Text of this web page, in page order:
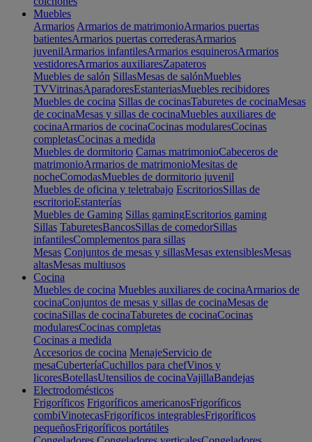
Muebles
Armarios Armarios de matrimonioArmarios puertas
batientesArmarios puertas correderasArmarios
juvenilArmarios infantilesArmarios esquinerosArmarios
vestidoresArmarios auxiliaresZapateros
Muebles de salón SillasMesas de salónMuebles
TVVitrinasAparadoresEstanteriasMuebles recibidores
Muebles de cocina Sillas de cocinasTaburetes de cocinaMesas
de cocinaMesas y sillas de cocinaMuebles auxiliares de
cocinaArmarios de cocinaCocinas modularesCocinas
completasCocinas a medida
Muebles de dormitorio Camas matrimonioCabeceros de
matrimonioArmarios de matrimonioMesitas de
nocheComodasMuebles de dormitorio juvenil
Muebles de oficina y teletrabajo EscritoriosSillas de
escritorioEstanterías
Muebles de Gaming Sillas gamingEscritorios gaming
Sillas TaburetesBancosSillas de comedorSillas
infantilesComplementos para sillas
Mesas Conjuntos de mesas y sillasMesas extensiblesMesas
altasMesas multiusos
Cocina
Muebles de cocina Muebles auxiliares de cocinaArmarios de
cocinaConjuntos de mesas y sillas de cocinaMesas de
cocinaSillas de cocinaTaburetes de cocinaCocinas
modularesCocinas completas
Cocinas a medida
Accesorios de cocina MenajeServicio de
mesaCuberteríaCuchillos para chefVinos y
licoresBotellasUtensilios de cocinaVajillaBandejas
Electrodomésticos
Frigoríficos Frigoríficos americanosFrigoríficos
combiVinotecasFrigoríficos integrablesFrigoríficos
pequeñosFrigoríficos portátiles